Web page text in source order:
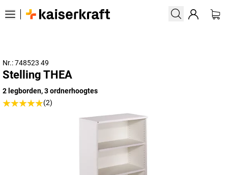
Nr.: 748523 49
Stelling THEA
2 legborden, 3 ordnerhoogtes
(2)